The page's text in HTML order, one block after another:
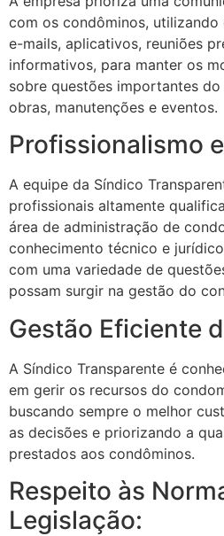
com os condôminos, utilizando
e-mails, aplicativos, reuniões
informativos, para manter os
sobre questões importantes
obras, manutenções e eventos.
Profissionalismo
A equipe da Síndico
profissionais altamente
área de administração de
conhecimento técnico e
com uma variedade de
possam surgir na gestão do
Gestão Eficiente
A Síndico Transparente é
em gerir os recursos do
buscando sempre o melhor
as decisões e priorizando a
prestados aos condôminos.
Respeito às
Legislação: